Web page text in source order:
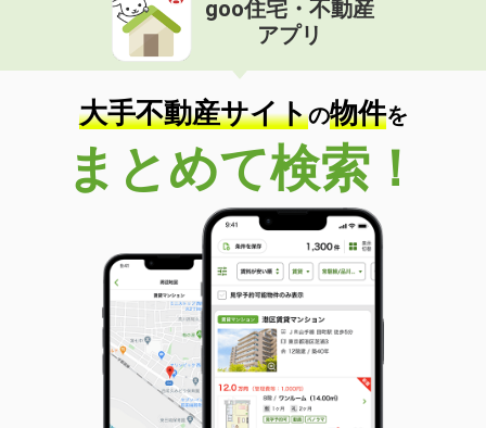
goo住宅・不動産
アプリ
大手不動産サイトの物件を
まとめて検索！